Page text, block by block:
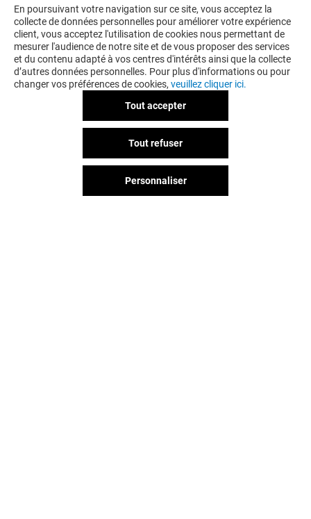
En poursuivant votre navigation sur ce site, vous acceptez la
collecte de données personnelles pour améliorer votre expérience
client, vous acceptez l'utilisation de cookies nous permettant de
mesurer l'audience de notre site et de vous proposer des services
et du contenu adapté à vos centres d'intérêts ainsi que la collecte
d’autres données personnelles. Pour plus d'informations ou pour
changer vos préférences de cookies, veuillez cliquer ici.
Tout accepter
Tout refuser
Personnaliser